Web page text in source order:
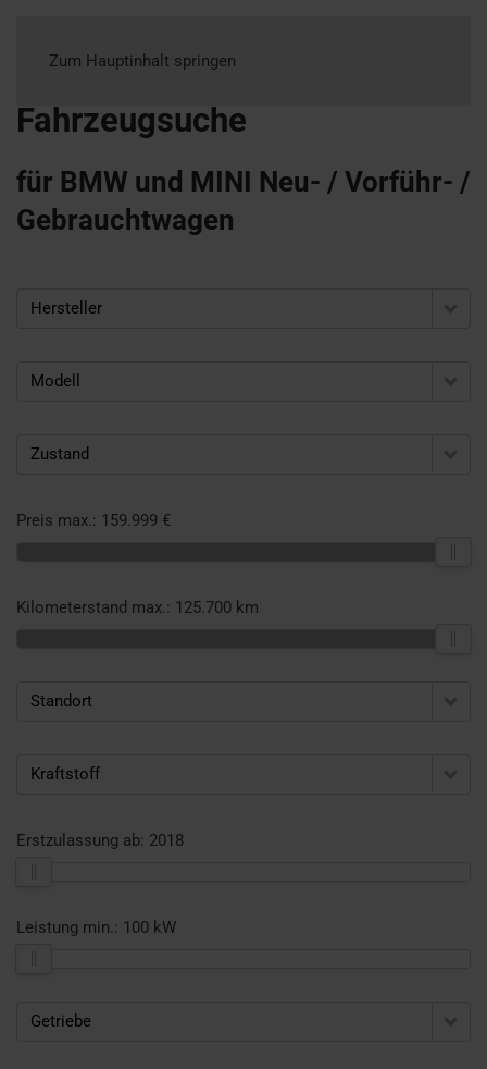
Zum Hauptinhalt springen
Fahrzeugsuche
für BMW und MINI Neu- / Vorführ- /
Gebrauchtwagen
Hersteller
Modell
Zustand
Preis max.: 159.999 €
Kilometerstand max.: 125.700 km
Standort
Kraftstoff
Erstzulassung ab: 2018
Leistung min.: 100 kW
Getriebe